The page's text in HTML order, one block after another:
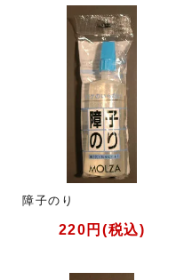
障子のり
220円(税込)